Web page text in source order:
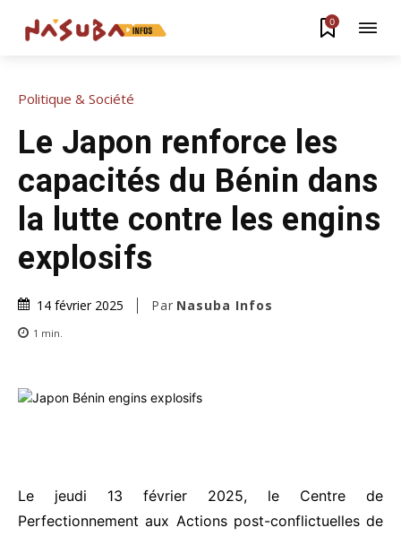
0
Politique & Société
Le Japon renforce les
capacités du Bénin dans
la lutte contre les engins
explosifs
14 février 2025 Par Nasuba Infos
1 min.
Le jeudi 13 février 2025, le Centre de
Perfectionnement aux Actions post-conflictuelles de